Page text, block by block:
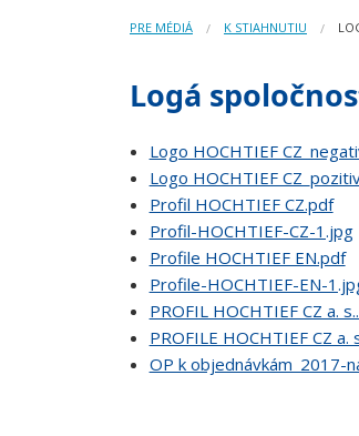
PRE MÉDIÁ K STIAHNUTIU
Logá
Logo HOCHTIEF
Logo HOCHTIEF
Profil HOCHTIEF CZ.pdf
Profil-HOCHTIEF-CZ-1.jpg
Profile HOCHTIEF EN.pdf
Profile-HOCHTIEF-EN-
PROFIL HOCHTIEF CZ a.
PROFILE HOCHTIEF CZ a.
OP k objednávkám_2017-